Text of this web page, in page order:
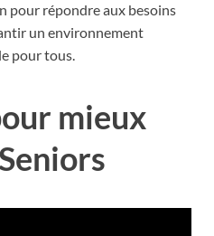
pour répondre aux besoins
un environnement
pour tous.
mieux